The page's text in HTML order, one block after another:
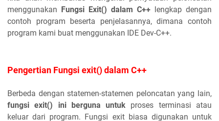
menggunakan Fungsi Exit() dalam C++ lengkap dengan
contoh program beserta penjelasannya, dimana contoh
program kami buat menggunakan IDE Dev-C++.
Pengertian Fungsi exit() dalam C++
Berbeda dengan statemen-statemen peloncatan yang lain,
fungsi exit() ini berguna untuk proses terminasi atau
keluar dari program. Fungsi exit biasa digunakan untuk